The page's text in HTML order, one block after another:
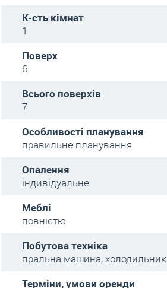
К-сть кімнат
1
Поверх
6
Всього поверхів
7
Особливості планування
правильне планування
Опалення
індивідуальне
Меблі
повністю
Побутова техніка
пральна машина, холодильник
Терміни, умови оренди